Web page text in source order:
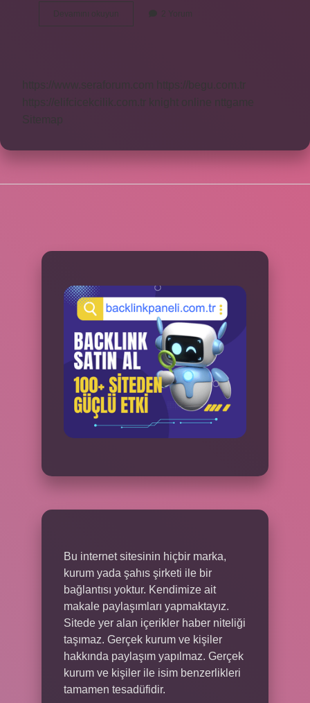
Devamını okuyun
nedir
2 Yorum
https://www.seraforum.com
https://begu.com.tr
https://elifcicekcilik.com.tr
knight online
nttgame
Sitemap
Bu internet sitesinin hiçbir marka,
kurum yada şahıs şirketi ile bir
bağlantısı yoktur. Kendimize ait
makale paylaşımları yapmaktayız.
Sitede yer alan içerikler haber niteliği
taşımaz. Gerçek kurum ve kişiler
hakkında paylaşım yapılmaz. Gerçek
kurum ve kişiler ile isim benzerlikleri
tamamen tesadüfidir.